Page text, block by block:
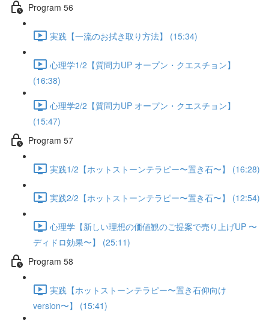
Program 56
実践【一流のお拭き取り方法】 (15:34)
心理学1/2【質問力UP オープン・クエスチョン】
(16:38)
心理学2/2【質問力UP オープン・クエスチョン】
(15:47)
Program 57
実践1/2【ホットストーンテラピー〜置き石〜】 (16:28)
実践2/2【ホットストーンテラピー〜置き石〜】 (12:54)
心理学【新しい理想の価値観のご提案で売り上げUP 〜
ディドロ効果〜】 (25:11)
Program 58
実践【ホットストーンテラピー〜置き石仰向け
version〜】 (15:41)